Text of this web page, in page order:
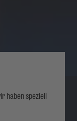
haben speziell